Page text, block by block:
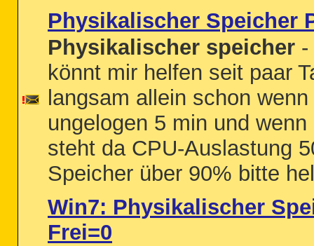
Physikalischer Speicher
Physikalischer speicher -
könnt mir helfen seit paar
langsam allein schon
ungelogen 5 min und
steht da CPU-Auslastung
Speicher über 90% bitte
Win7: Physikalischer
Frei=0